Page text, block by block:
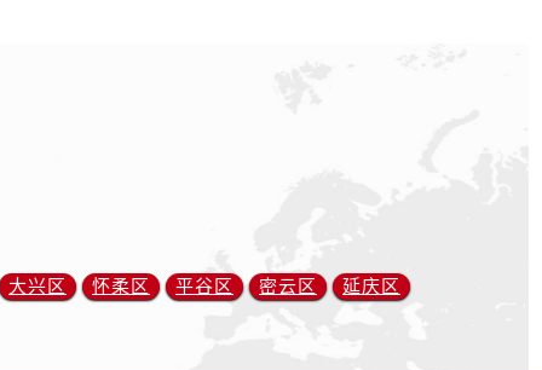
大兴区 怀柔区 平谷区 密云区 延庆区